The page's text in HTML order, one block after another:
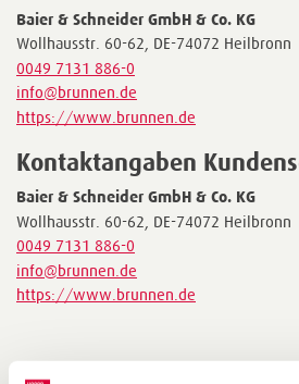
Baier & Schneider GmbH & Co. KG
Wollhausstr. 60-62, DE-74072 Heilbronn
0049 7131 886-0
info@brunnen.de
https://www.brunnen.de
Kontaktangaben
Baier & Schneider GmbH & Co. KG
Wollhausstr. 60-62, DE-74072 Heilbronn
0049 7131 886-0
info@brunnen.de
https://www.brunnen.de